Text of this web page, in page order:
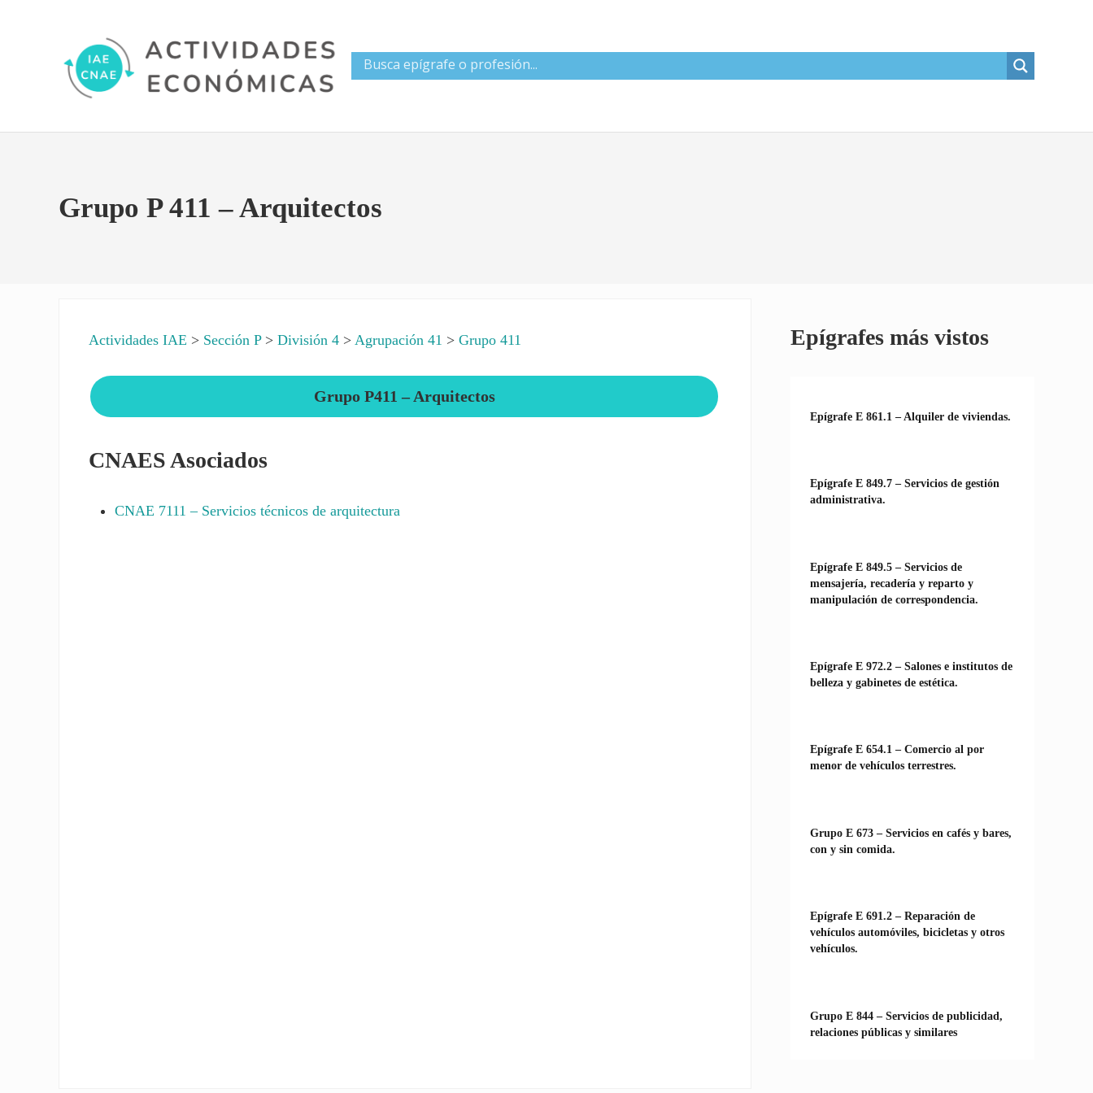
Grupo P 411 – Arquitectos
Actividades IAE > Sección P>División 4 >Agrupación 41 >Grupo 411
Grupo P411 – Arquitectos
CNAES Asociados
CNAE 7111 – Servicios técnicos de arquitectura
Epígrafes más vistos
Epígrafe E 861.1 – Alquiler de viviendas.
Epígrafe E 849.7 – Servicios de gestión
administrativa.
Epígrafe E 849.5 – Servicios de
mensajería, recadería y reparto y
manipulación de correspondencia.
Epígrafe E 972.2 – Salones e institutos de
belleza y gabinetes de estética.
Epígrafe E 654.1 – Comercio al por
menor de vehículos terrestres.
Grupo E 673 – Servicios en cafés y bares,
con y sin comida.
Epígrafe E 691.2 – Reparación de
vehículos automóviles, bicicletas y otros
vehículos.
Grupo E 844 – Servicios de publicidad,
relaciones públicas y similares